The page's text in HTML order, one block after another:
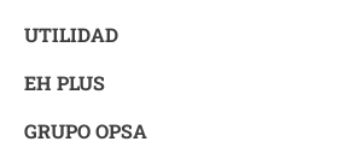
UTILIDAD
EH PLUS
GRUPO OPSA